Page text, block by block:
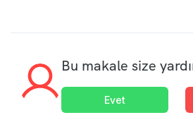
Bu makale size
Evet